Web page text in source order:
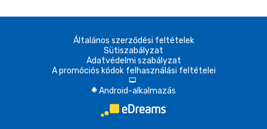
Általános szerződési feltételek
Sütiszabályzat
Adatvédelmi szabályzat
A promóciós kódok felhasználási feltételei
d
A Android-alkalmazás